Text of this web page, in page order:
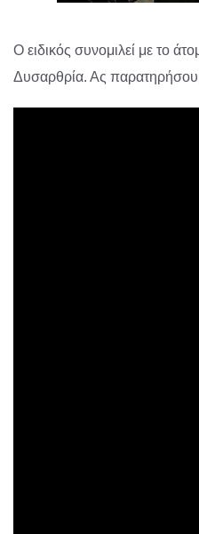
Ο ειδικός συνομιλεί με το
Δυσαρθρία. Ας